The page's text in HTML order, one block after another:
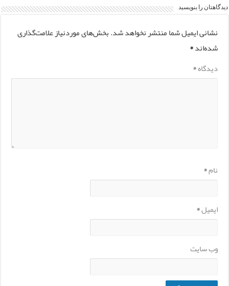
دیدگاهتان را بنویسید
نشانی ایمیل شما منتشر نخواهد شد.بخش‌های موردنیاز علامت‌گذاری
شده‌اند*
دیدگاه*
نام*
ایمیل*
وب‌ سایت